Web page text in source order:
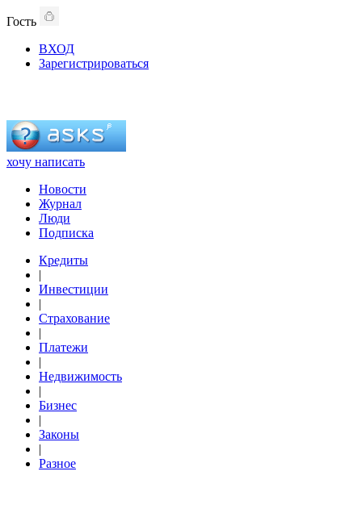
Гость
ВХОД
Зарегистрироваться
хочу написать
Новости
Журнал
Люди
Подписка
Кредиты
|
Инвестиции
|
Страхование
|
Платежи
|
Недвижимость
|
Бизнес
|
Законы
|
Разное